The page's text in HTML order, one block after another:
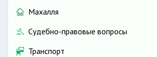
Махалля
Судебно-правовые вопросы
Транспорт